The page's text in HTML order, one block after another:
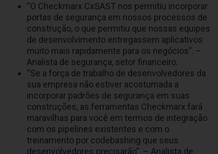
“O Checkmarx CxSAST nos permitiu incorporar
portas de segurança em nossos processos de
construção, o que permitiu que nossas equipes
de desenvolvimento entregassem aplicativos
muito mais rapidamente para os negócios”. –
Analista de segurança, setor financeiro.
“Se a força de trabalho de desenvolvedores da
sua empresa não estiver acostumada a
incorporar padrões de segurança em suas
construções, as ferramentas Checkmarx fará
maravilhas para você em termos de integração
com os pipelines existentes e com o
treinamento por codebashing que seus
desenvolvedores precisarão”. – Analista de